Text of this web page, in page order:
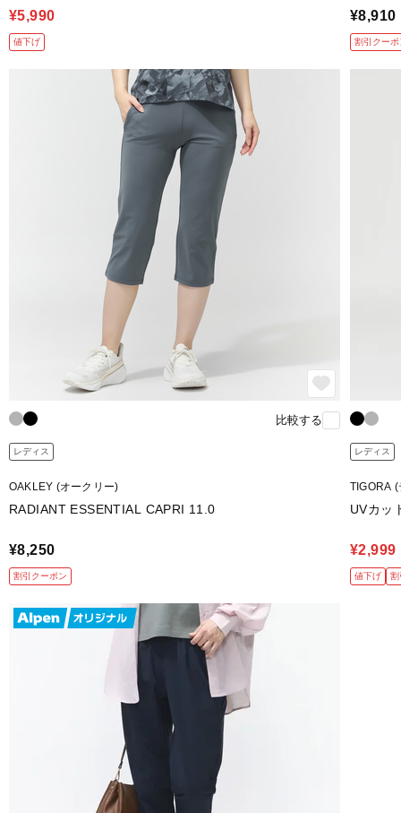
¥5,990
値下げ
¥8,910
割引クーポ
比較する
レディス
OAKLEY (オークリー)
RADIANT ESSENTIAL CAPRI 11.0
¥8,250
割引クーポン
レディス
TIGORA
UVカッ
¥2,999
値下げ 割